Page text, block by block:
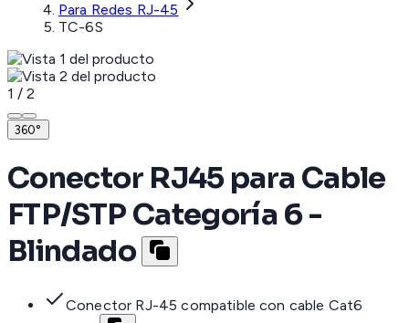
Para Redes RJ-45
TC-6S
1 / 2
360°
Conector RJ45 para Cable
FTP/STP Categoría 6 -
Blindado
Conector RJ-45 compatible con cable Cat6